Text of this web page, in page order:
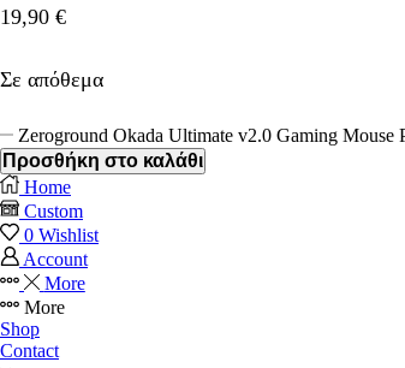
19,90 €
Σε απόθεμα
Zeroground Okada Ultimate v2.0 Gaming
Προσθήκη στο καλάθι
Home
Custom
0 Wishlist
Account
More
More
Shop
Contact